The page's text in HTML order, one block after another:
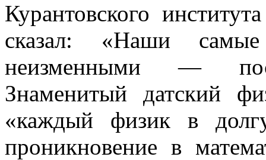
Курантовского
сказал: «Наши
неизменными —
Знаменитый датский
«каждый физик в
проникновение в